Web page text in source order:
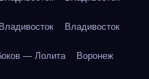
Владивосток Владивосток
— Лолита Воронеж